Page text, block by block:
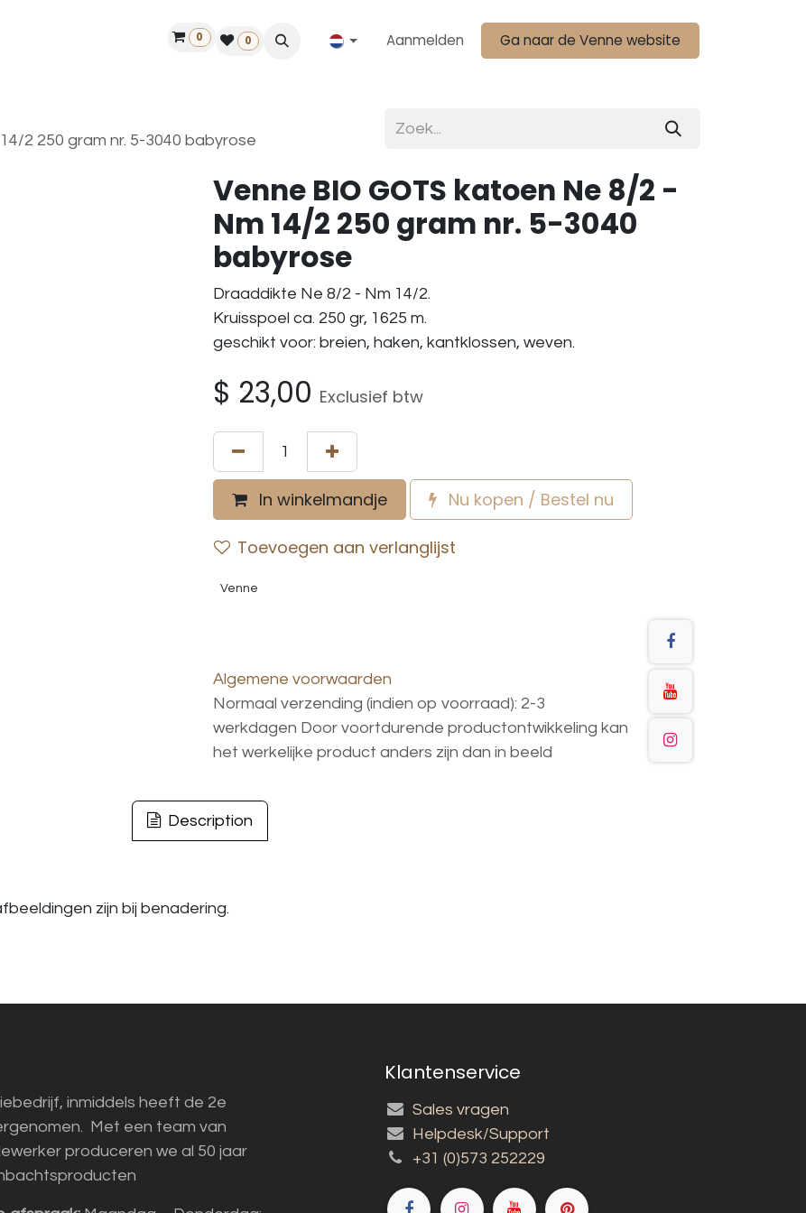
Vind een dealer
0 0 Aanmelden Ga naar de Venne website
2 250 gram nr. 5-3040 babyrose
Venne BIO GOTS katoen Ne 8/2 -
Nm 14/2 250 gram nr. 5-3040
babyrose
Draaddikte Ne 8/2 - Nm 14/2.
Kruisspoel ca. 250 gr, 1625 m.
geschikt voor: breien, haken, kantklossen, weven.
$ 23,00 Exclusief btw
In winkelmandje Nu kopen / Bestel nu
Toevoegen aan verlanglijst
Venne
Algemene voorwaarden
Normaal verzending (indien op voorraad): 2-3
werkdagen Door voortdurende productontwikkeling kan
het werkelijke product anders zijn dan in beeld
Description
zijn bij benadering.
inmiddels heeft de 2e
Met een team van
produceren we al 50 jaar
Klantenservice
Sales vragen
Helpdesk/Support
+31 (0)573 252229